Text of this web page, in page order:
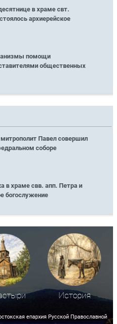
в храме свт.
архиерейское
помощи
общественных
Павел совершил
соборе
в храме свв. апп. Петра и
богослужение
История
епархия Русской Православной